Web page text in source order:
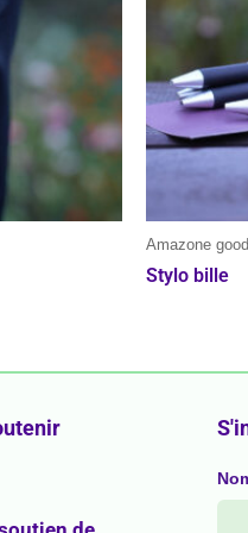
être
choisies
sur
du
produit
Amazone
Stylo bille